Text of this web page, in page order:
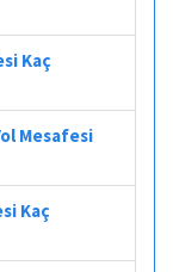
Kaç
Mesafesi
Kaç